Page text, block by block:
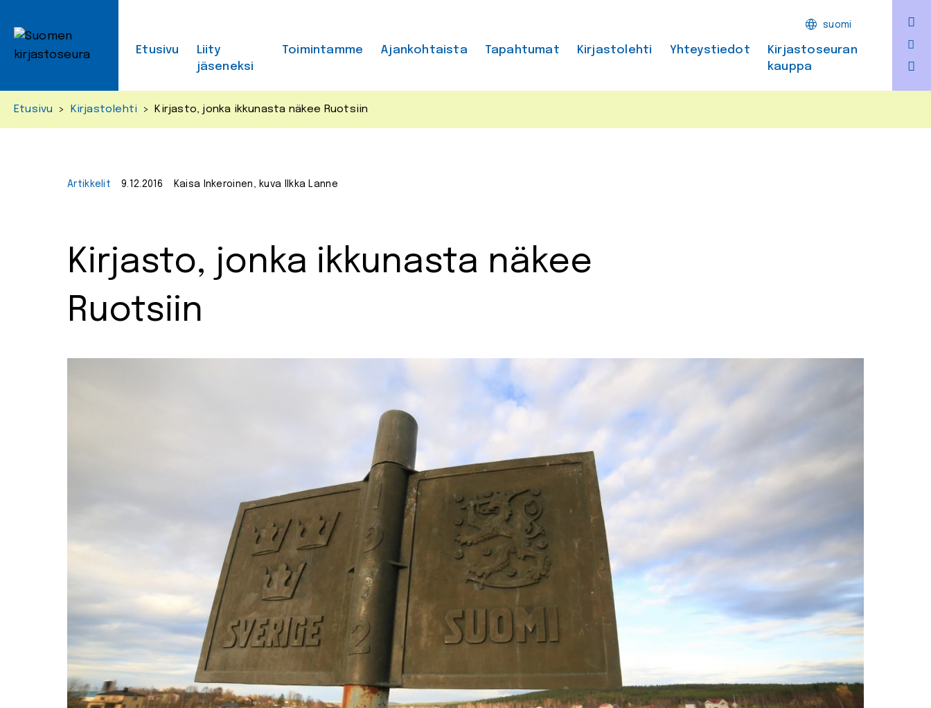
suomi
Etusivu
Liity
jäseneksi
Toimintamme Ajankohtaista Tapahtumat Kirjastolehti Yhteystiedot
Kirjastoseuran
kauppa
Etusivu > Kirjastolehti > Kirjasto, jonka ikkunasta näkee Ruotsiin
Artikkelit 9.12.2016 Kaisa Inkeroinen, kuva Ilkka Lanne
Kirjasto, jonka ikkunasta näkee
Ruotsiin